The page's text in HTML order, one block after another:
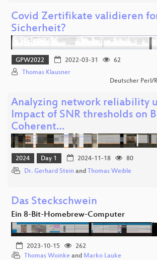
Covid Zertifikate validieren
Sicherheit?
GPW2022 2022-03-31
62
Thomas Klausner
Deutscher Perl/
Analyzing network reliability
Impact of SNR thresholds on
Coherent…
2024 Day 1 2024-11-18
80
Dr. Gerhard Stein and Thomas Weible
Das Steckschwein
Ein 8-Bit-Homebrew-Computer
2023-10-15
262
Thomas Woinke and Marko Lauke